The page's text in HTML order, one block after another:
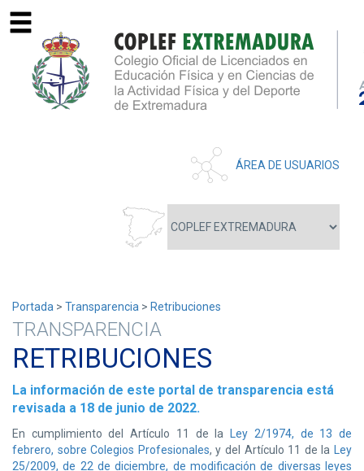
ÁREA DE USUARIOS
Portada > Transparencia > Retribuciones
TRANSPARENCIA
RETRIBUCIONES
La información de este portal de transparencia está
revisada a 18 de junio de 2022.
En cumplimiento del Artículo 11 de la
Ley 2/1974, de 13 de
febrero, sobre Colegios Profesionales, y del Artículo 11 de la
Ley
25/2009, de 22 de diciembre, de modificación de diversas leyes